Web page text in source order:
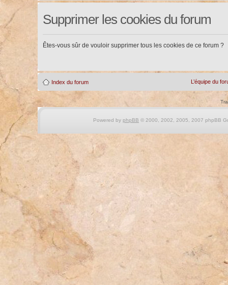
Supprimer les cookies du forum
Êtes-vous sûr de vouloir supprimer tous les cookies de ce forum ?
Index du forum L’équipe du
Powered by phpBB © 2000, 2002, 2005, 2007 phpBB